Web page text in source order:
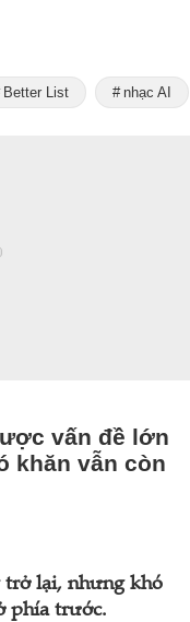
Better List nhạc AI
vấn đề lớn
khăn vẫn còn
trở lại, nhưng khó
phía trước.